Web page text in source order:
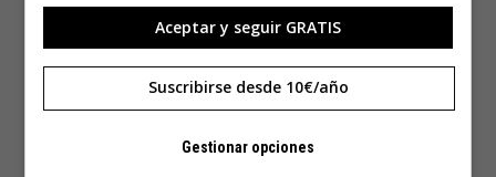
Aceptar y seguir GRATIS
Suscribirse desde 10€/año
Gestionar opciones